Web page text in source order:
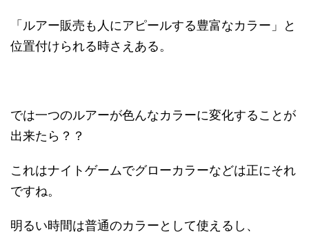
「ルアー販売も人にアピールする豊富なカラー」と
位置付けられる時さえある。
では一つのルアーが色んなカラーに変化することが
出来たら？？
これはナイトゲームでグローカラーなどは正にそれ
ですね。
明るい時間は普通のカラーとして使えるし、